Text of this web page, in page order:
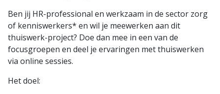
Ben jij HR-professional en werkzaam in de sector zorg
of kenniswerkers* en wil je meewerken aan dit
thuiswerk-project? Doe dan mee in een van de
focusgroepen en deel je ervaringen met thuiswerken
via online sessies.
Het doel: